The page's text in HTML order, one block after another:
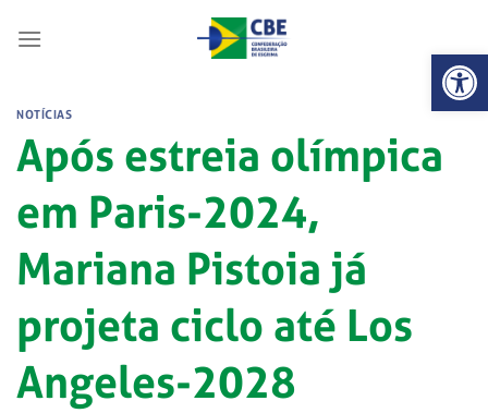
Abrir
NOTÍCIAS
Após estreia olímpica
em Paris-2024,
Mariana Pistoia já
projeta ciclo até Los
Angeles-2028